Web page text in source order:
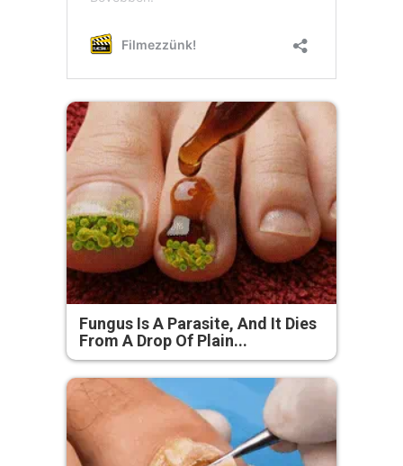
Fungus Is A Parasite, And It Dies
From A Drop Of Plain...